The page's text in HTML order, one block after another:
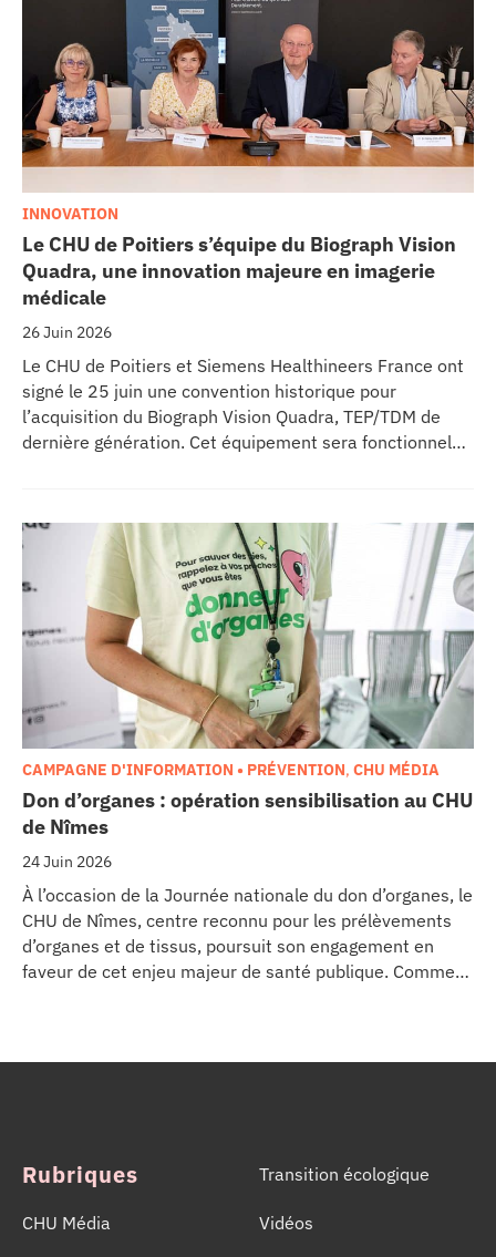
dédié aux cancers pédiatriques.
Le CHU de Poitiers s’équipe du Biograph Vision
Quadra, une innovation majeure en imagerie
médicale
26 Juin 2026
INNOVATION
Le CHU de Poitiers et Siemens Healthineers France ont
signé le 25 juin une convention historique pour
l’acquisition du Biograph Vision Quadra, TEP/TDM de
dernière génération. Cet équipement sera fonctionnel
l’excellence clinique et scientifique de l’établissement.
Ce projet représente un investissement de 9,5 millions
d’euros pour l’acquisition et l’installation de
l’équipement au cœur même du pôle régional de
cancérologie.
Don d’organes : opération sensibilisation au CHU
de Nîmes
24 Juin 2026
CAMPAGNE D'INFORMATION • PRÉVENTION, CHU MÉDIA
À l’occasion de la Journée nationale du don d’organes, le
CHU de Nîmes, centre reconnu pour les prélèvements
d’organes et de tissus, poursuit son engagement en
faveur de cet enjeu majeur de santé publique. Comme
Rubriques
CHU Média
Transition écologique
Vidéos